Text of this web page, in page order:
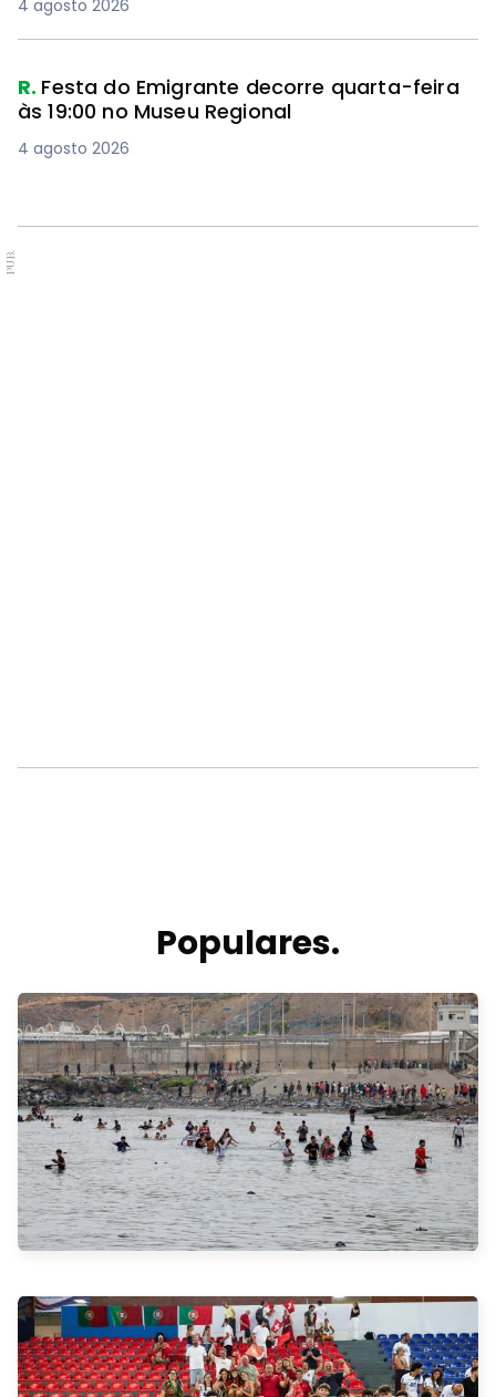
4 agosto 2026
R. Festa do Emigrante decorre quarta-feira
às 19:00 no Museu Regional
4 agosto 2026
PUB.
Populares.